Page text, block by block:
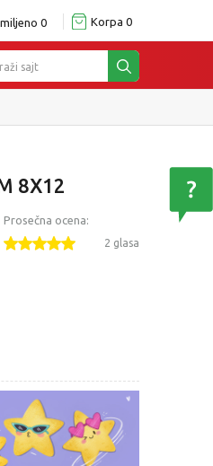
0 Korpa 0
sajt
8X12
Prosečna ocena:
2 glasa